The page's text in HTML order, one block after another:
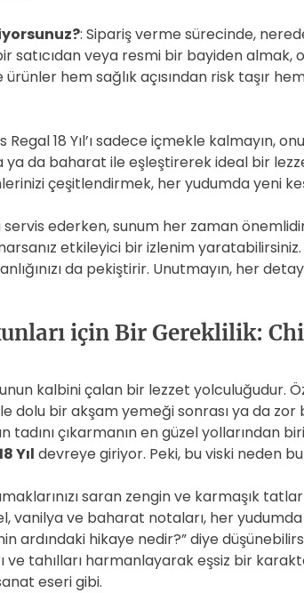
: Sipariş verme sürecinde,
satıcıdan veya resmi bir bayiden almak,
hem sağlık açısından risk taşır
Regal 18 Yıl’ı sadece içmekle kalmayın,
ya da baharat ile eşleştirerek ideal bir
çeşitlendirmek, her yudumda yeni
servis ederken, sunum her zaman
etkileyici bir izlenim
da pekiştirir. Unutmayın, her
için Bir Gereklilik:
kalbini çalan bir lezzet yolculuğudur.
dolu bir akşam yemeği sonrası ya da zor
tadını çıkarmanın en güzel yollarından
Yıl devreye giriyor. Peki, bu viski neden
saran zengin ve karmaşık
vanilya ve baharat notaları, her
ardındaki hikaye nedir?” diye
ve tahılları harmanlayarak eşsiz bir
eseri gibi.